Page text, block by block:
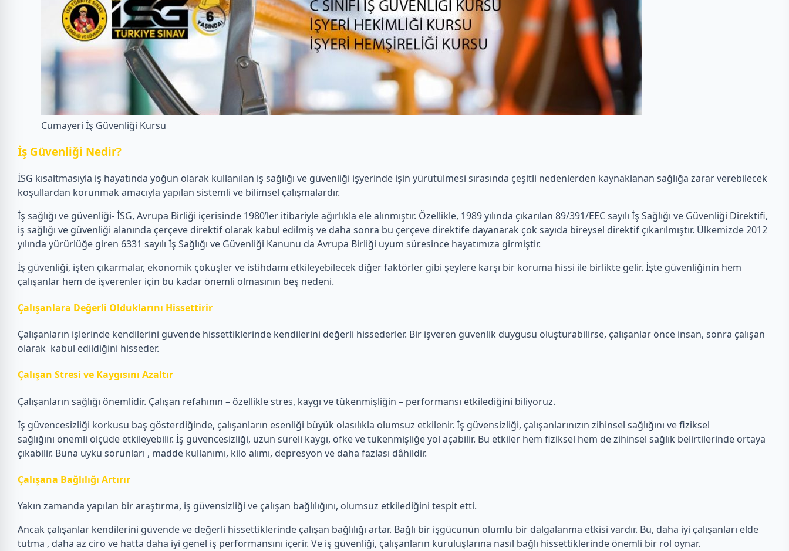
Cumayeri İş Güvenliği Kursu
İş Güvenliği Nedir?
İSG kısaltmasıyla iş hayatında yoğun olarak kullanılan iş sağlığı ve güvenliği işyerinde işin yürütülmesi sırasında çeşitli nedenlerden kaynaklanan sağlığa zarar verebilecek
koşullardan korunmak amacıyla yapılan sistemli ve bilimsel çalışmalardır.
İş sağlığı ve güvenliği- İSG, Avrupa Birliği içerisinde 1980’ler itibariyle ağırlıkla ele alınmıştır. Özellikle, 1989 yılında çıkarılan 89/391/EEC sayılı İş Sağlığı ve Güvenliği Direktifi,
iş sağlığı ve güvenliği alanında çerçeve direktif olarak kabul edilmiş ve daha sonra bu çerçeve direktife dayanarak çok sayıda bireysel direktif çıkarılmıştır. Ülkemizde 2012
yılında yürürlüğe giren 6331 sayılı İş Sağlığı ve Güvenliği Kanunu da Avrupa Birliği uyum süresince hayatımıza girmiştir.
İş güvenliği, işten çıkarmalar, ekonomik çöküşler ve istihdamı etkileyebilecek diğer faktörler gibi şeylere karşı bir koruma hissi ile birlikte gelir. İşte güvenliğinin hem
çalışanlar hem de işverenler için bu kadar önemli olmasının beş nedeni.
Çalışanlara Değerli Olduklarını Hissettirir
Çalışanların işlerinde kendilerini güvende hissettiklerinde kendilerini değerli hissederler. Bir işveren güvenlik duygusu oluşturabilirse, çalışanlar önce insan, sonra çalışan
olarak kabul edildiğini hisseder.
Çalışan Stresi ve Kaygısını Azaltır
Çalışanların sağlığı önemlidir. Çalışan refahının – özellikle stres, kaygı ve tükenmişliğin – performansı etkilediğini biliyoruz.
İş güvencesizliği korkusu baş gösterdiğinde, çalışanların esenliği büyük olasılıkla olumsuz etkilenir. İş güvensizliği, çalışanlarınızın zihinsel sağlığını ve fiziksel
sağlığını önemli ölçüde etkileyebilir. İş güvencesizliği, uzun süreli kaygı, öfke ve tükenmişliğe yol açabilir. Bu etkiler hem fiziksel hem de zihinsel sağlık belirtilerinde ortaya
çıkabilir. Buna uyku sorunları , madde kullanımı, kilo alımı, depresyon ve daha fazlası dâhildir.
Çalışana Bağlılığı Artırır
Yakın zamanda yapılan bir araştırma, iş güvensizliği ve çalışan bağlılığını, olumsuz etkilediğini tespit etti.
Ancak çalışanlar kendilerini güvende ve değerli hissettiklerinde çalışan bağlılığı artar. Bağlı bir işgücünün olumlu bir dalgalanma etkisi vardır. Bu, daha iyi çalışanları elde
tutma , daha az ciro ve hatta daha iyi genel iş performansını içerir. Ve iş güvenliği, çalışanların kuruluşlarına nasıl bağlı hissettiklerinde önemli bir rol oynar.